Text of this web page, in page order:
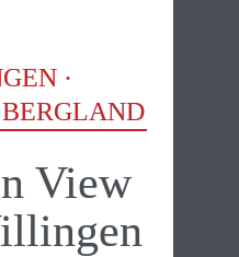
·
BERGLAND
View